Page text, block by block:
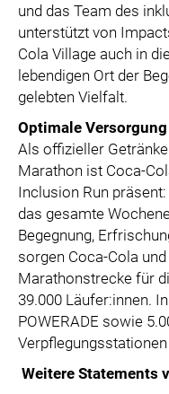
und das Team des
unterstützt von
Cola Village auch in
lebendigen Ort der
gelebten Vielfalt.
Optimale
Als offizieller
Marathon ist Coca-
Inclusion Run
das gesamte
Begegnung,
sorgen Coca-Cola
Marathonstrecke für
39.000 Läufer:innen.
POWERADE sowie
Weitere Statements